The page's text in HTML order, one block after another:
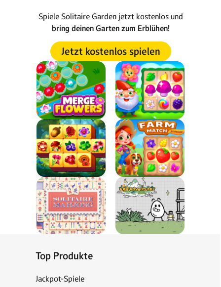
Spiele Solitaire Garden jetzt kostenlos und
bring deinen Garten zum Erblühen!
Jetzt kostenlos spielen
Top Produkte
Jackpot-Spiele